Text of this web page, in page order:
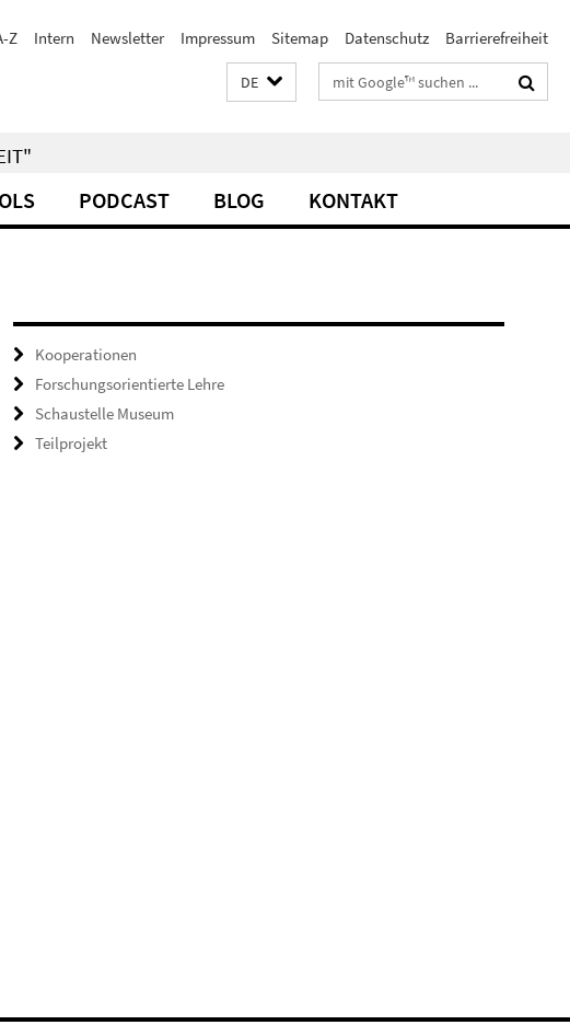
Z Intern Newsletter Impressum Sitemap Datenschutz Barrierefreiheit
DE Suchbegriffe
PODCAST BLOG KONTAKT
Kooperationen
Forschungsorientierte Lehre
Schaustelle Museum
Teilprojekt